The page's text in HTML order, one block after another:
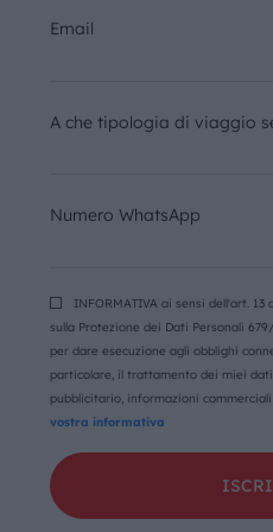
Email
A che tipologia di viaggio
Numero WhatsApp
INFORMATIVA ai sensi dell'art.
sulla Protezione dei Dati Personali
per dare esecuzione agli obblighi
particolare, il trattamento dei miei
pubblicitario, informazioni
vostra informativa